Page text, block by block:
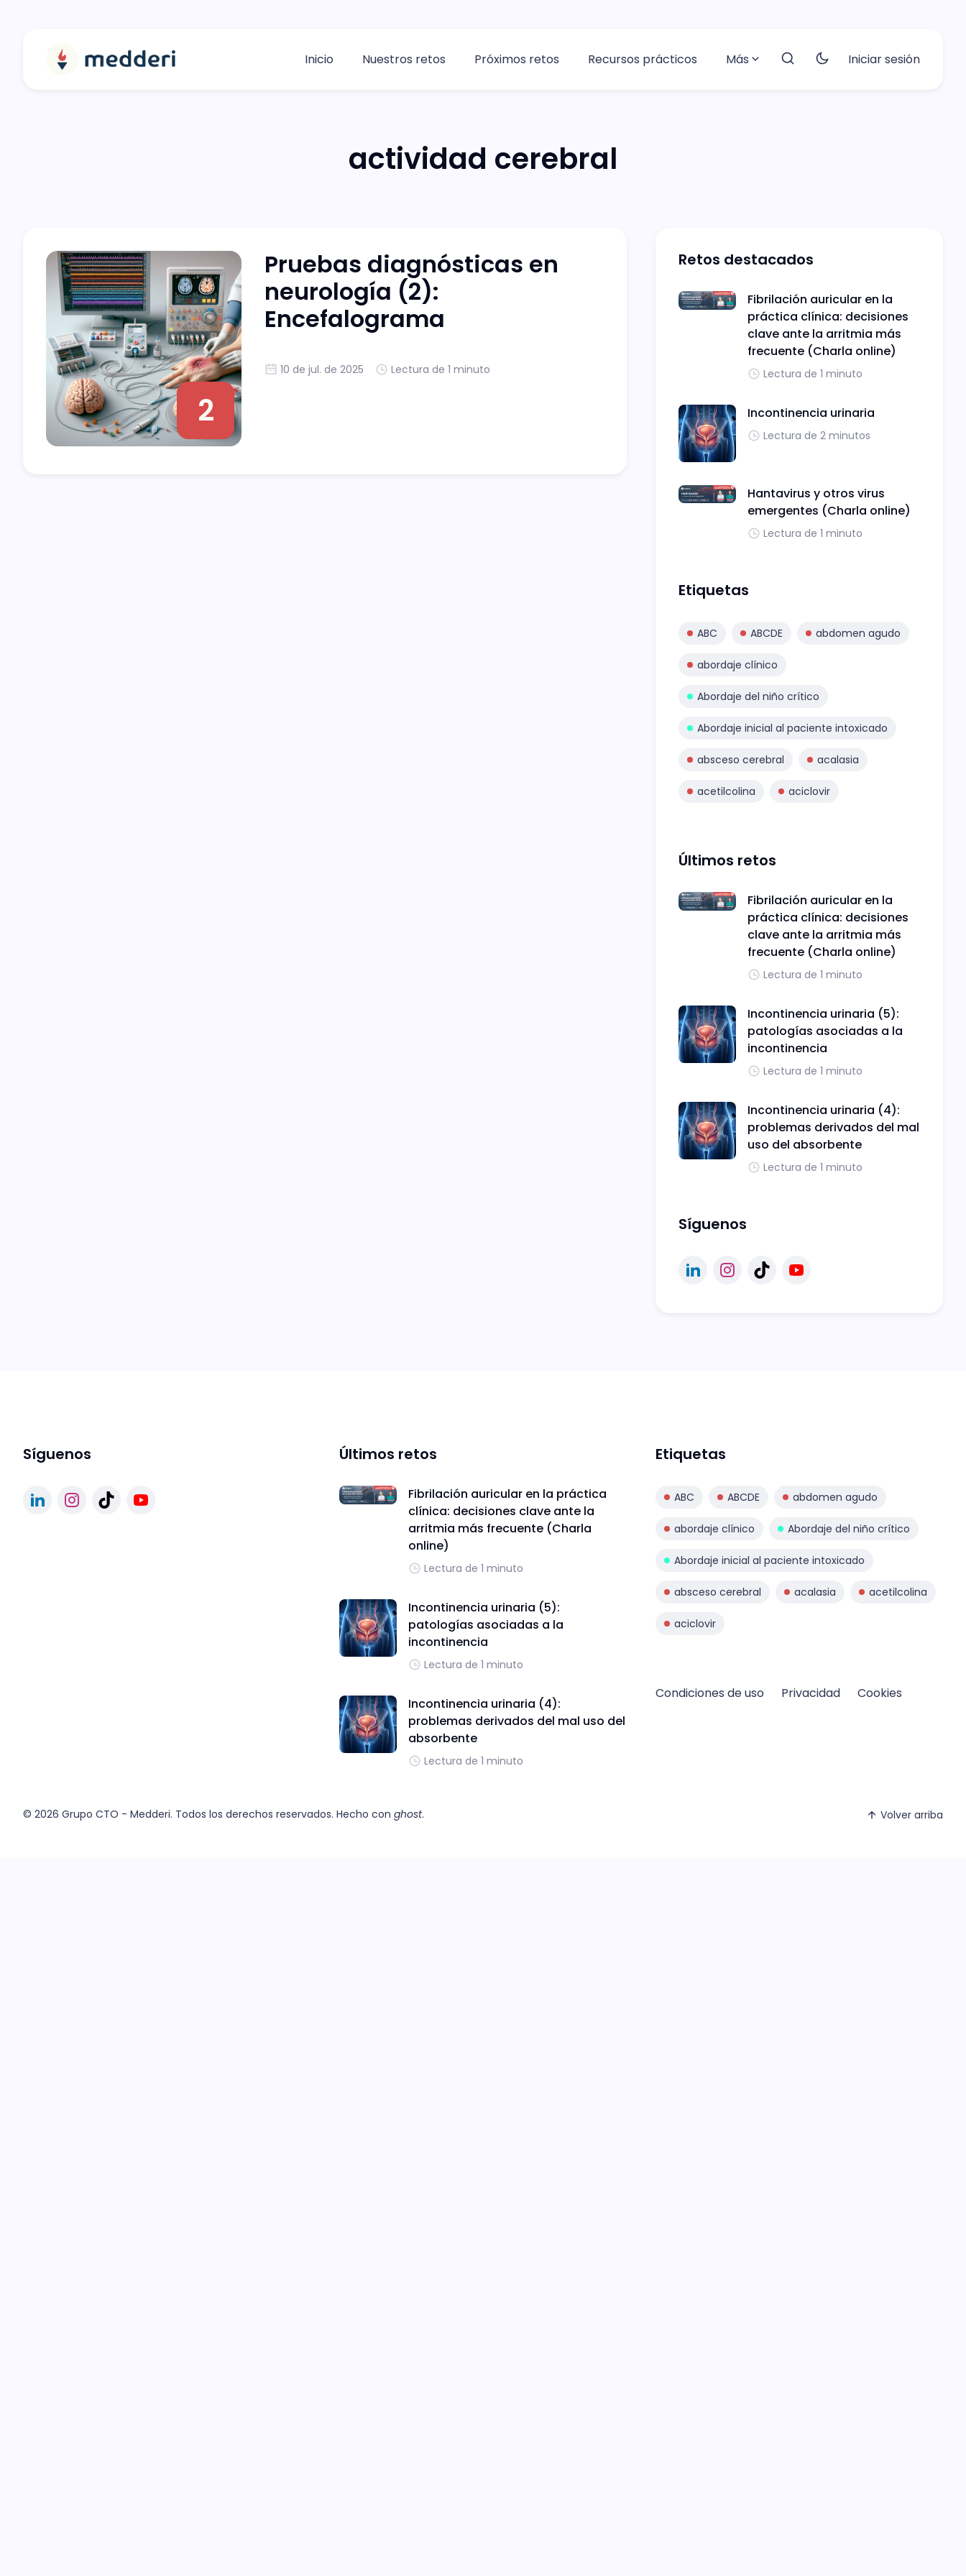
Inicio Nuestros retos Próximos retos Recursos prácticos Más Iniciar sesión
actividad cerebral
2
Pruebas diagnósticas en
neurología (2):
Encefalograma
10 de jul. de 2025 Lectura de 1 minuto
Retos destacados
Fibrilación auricular en la
práctica clínica: decisiones
clave ante la arritmia más
frecuente (Charla online)
Lectura de 1 minuto
Incontinencia urinaria
Lectura de 2 minutos
Hantavirus y otros virus
emergentes (Charla online)
Lectura de 1 minuto
Etiquetas
ABC ABCDE abdomen agudo
abordaje clínico
Abordaje del niño crítico
Abordaje inicial al paciente intoxicado
absceso cerebral acalasia
acetilcolina aciclovir
Últimos retos
Fibrilación auricular en la
práctica clínica: decisiones
clave ante la arritmia más
frecuente (Charla online)
Lectura de 1 minuto
Incontinencia urinaria (5):
patologías asociadas a la
incontinencia
Lectura de 1 minuto
Incontinencia urinaria (4):
problemas derivados del mal
uso del absorbente
Lectura de 1 minuto
Síguenos
Síguenos Últimos retos
Fibrilación auricular en la práctica
clínica: decisiones clave ante la
arritmia más frecuente (Charla
online)
Lectura de 1 minuto
Incontinencia urinaria (5):
patologías asociadas a la
incontinencia
Lectura de 1 minuto
Incontinencia urinaria (4):
problemas derivados del mal uso del
absorbente
Lectura de 1 minuto
Etiquetas
ABC ABCDE abdomen agudo
abordaje clínico Abordaje del niño crítico
Abordaje inicial al paciente intoxicado
absceso cerebral acalasia acetilcolina
aciclovir
Condiciones de uso Privacidad Cookies
© 2026 Grupo CTO - Medderi. Todos los derechos reservados. Hecho con ghost. Volver arriba